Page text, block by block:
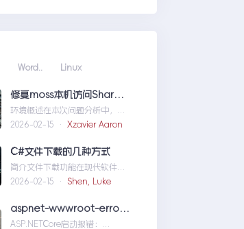
Word.. Linux
修复moss本机访问SharePoint 401.1 HTTP错误
环境概述在本次问题分析中，我
们首先需要明确系统的运行环
们定位问题，也为...修复moss本
误
2026-02-15 · Xzavier Aaron
C#文件下载的几种方式
简介文件下载功能在现代软件开
发中占据了重要地位，无论是为
实现数据传输，...C#文件下载的
几种方式
2026-02-15 · Shen, Luke
aspnet-wwwroot-error-solution
ASP.NETCore启动报错：